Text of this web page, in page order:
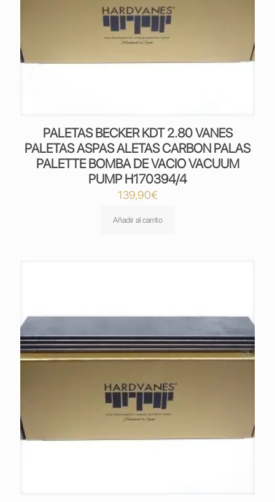
PALETAS BECKER KDT 2.80 VANES
PALETAS ASPAS ALETAS CARBON PALAS
PALETTE BOMBA DE VACIO VACUUM
PUMP H170394/4
139,90€
Añadir al carrito